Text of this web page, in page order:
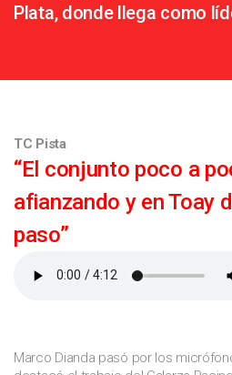
Plata, donde llega como
TC Pista
“El conjunto poco a
afianzando y en Toay
paso”
Marco Dianda pasó por los